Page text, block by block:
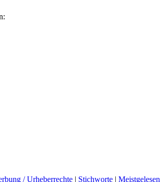
/ Urheberrechte | Stichworte | Meistgelesen